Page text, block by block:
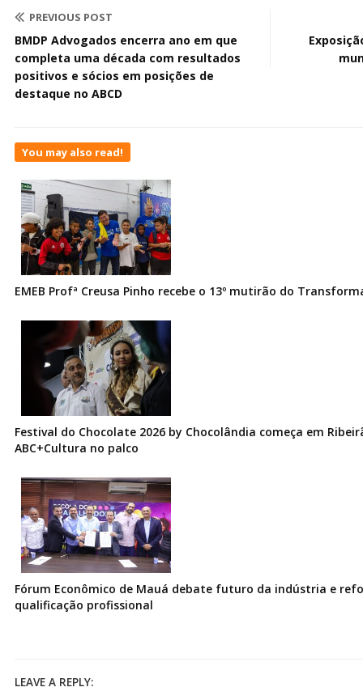
PREVIOUS POST
BMDP Advogados encerra ano em que
completa uma década com resultados
positivos e sócios em posições de
destaque no ABCD
You may also read!
EMEB Profª Creusa Pinho recebe o 13º mutirão do
Festival do Chocolate 2026 by Chocolândia começa em
ABC+Cultura no palco
Fórum Econômico de Mauá debate futuro da indústria e
qualificação profissional
LEAVE A REPLY: